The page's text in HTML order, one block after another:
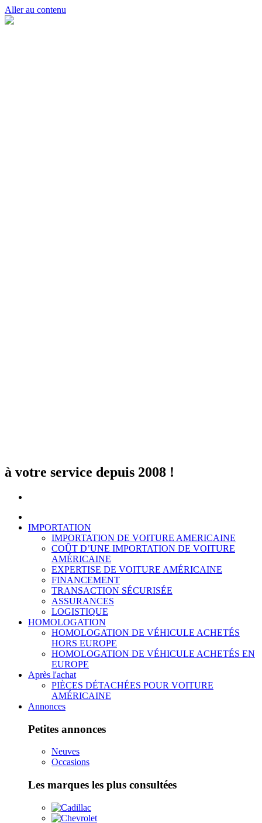
Aller au contenu
à votre service depuis 2008 !
IMPORTATION
IMPORTATION DE VOITURE AMERICAINE
COÛT D’UNE IMPORTATION DE VOITURE
AMÉRICAINE
EXPERTISE DE VOITURE AMÉRICAINE
FINANCEMENT
TRANSACTION SÉCURISÉE
ASSURANCES
LOGISTIQUE
HOMOLOGATION
HOMOLOGATION DE VÉHICULE ACHETÉS
HORS EUROPE
HOMOLOGATION DE VÉHICULE ACHETÉS EN
EUROPE
Après l'achat
PIÈCES DÉTACHÉES POUR VOITURE
AMÉRICAINE
Annonces
Petites annonces
Neuves
Occasions
Les marques les plus consultées